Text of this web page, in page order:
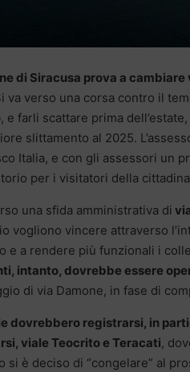
di Siracusa prova a
va verso una corsa contro il
, e farli scattare prima
slittamento al 2025.
Italia, e con gli assessori un
per i visitatori della
una sfida amministrativa di
vogliono vincere attraverso
e a rendere più funzionali i
intanto, dovrebbe essere
di via Damone, in fase di
dovrebbero registrarsi, in
viale Teocrito e Teracati,
si è deciso di “congelare” al